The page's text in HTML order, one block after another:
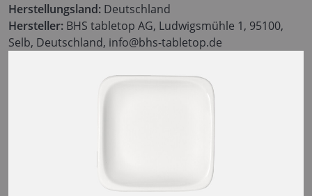
Herstellungsland: Deutschland
Hersteller: BHS tabletop AG, Ludwigsmühle 1, 95100,
Selb, Deutschland, info@bhs-tabletop.de